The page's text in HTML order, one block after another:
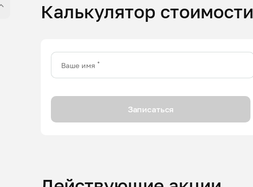
Калькулятор стоимости
Ваше имя *
Записаться